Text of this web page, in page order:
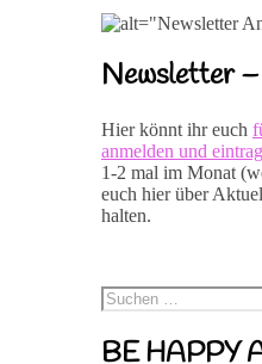
Newsletter –
Hier könnt ihr euch
anmelden und
1-2 mal im Monat
euch hier über
halten.
BE HAPPY